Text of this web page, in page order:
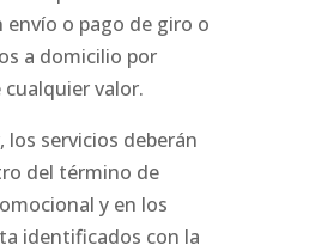
o pago de giro o
a domicilio por
cualquier valor.
los servicios deberán
del término de
y en los
identificados con la